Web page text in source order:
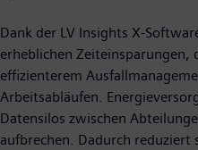
Dank der LV Insights X-
erheblichen
effizienterem
Arbeitsabläufen.
Datensilos zwischen
aufbrechen. Dadurch reduziert